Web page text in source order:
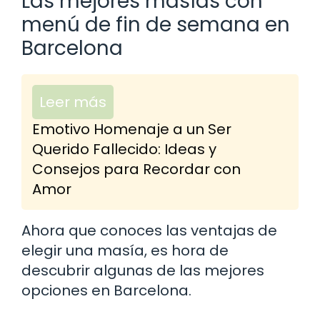
menú de fin de semana en
Barcelona
Leer más
Emotivo Homenaje a un Ser
Querido Fallecido: Ideas y
Consejos para Recordar con
Amor
Ahora que conoces las ventajas de
elegir una masía, es hora de
descubrir algunas de las mejores
opciones en Barcelona.